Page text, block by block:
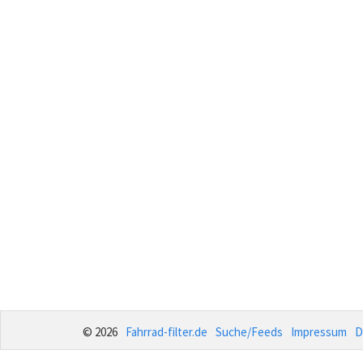
© 2026 Fahrrad-filter.de Suche/Feeds Impressum